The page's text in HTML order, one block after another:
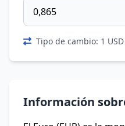
Tipo de cambio: 1 USD
Información